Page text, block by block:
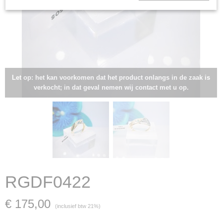
Let op: het kan voorkomen dat het product onlangs in de zaak is
verkocht; in dat geval nemen wij contact met u op.
RGDF0422
€ 175,00 (inclusief btw 21%)